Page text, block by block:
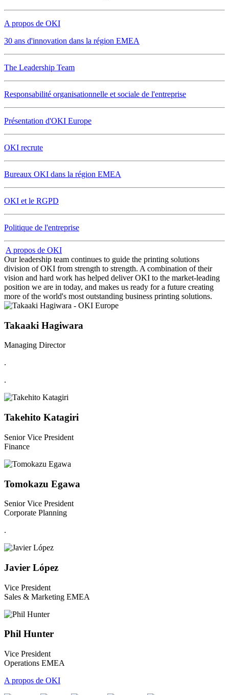
A propos de OKI
30 ans d'innovation dans la région EMEA
The Leadership Team
Responsabilité organisationnelle et sociale de l'entreprise
Présentation d'OKI Europe
OKI recrute
Bureaux OKI dans la région EMEA
OKI et le RGPD
Politique de l'entreprise
A propos de OKI
Our leadership team continues to guide the printing solutions
division of OKI from strength to strength. A combination of their
vision and hard work has helped deliver OKI to the market-leading
position we are in today, and makes us ready for a future creating
more of the world's most outstanding business printing solutions.
Takaaki Hagiwara
Managing Director
.
.
Takehito Katagiri
Senior Vice President
Finance
Tomokazu Egawa
Senior Vice President
Corporate Planning
.
Javier López
Vice President
Sales & Marketing EMEA
Phil Hunter
Vice President
Operations EMEA
A propos de OKI